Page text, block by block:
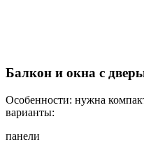
Балкон и окна с
Особенности: нужна
варианты:
панели